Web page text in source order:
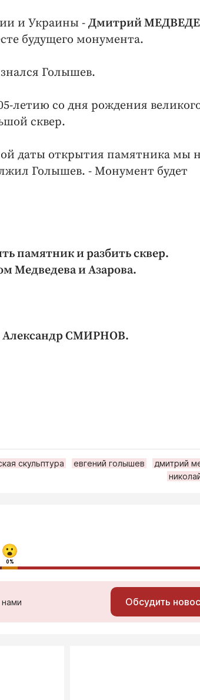
и Украины - Дмитрий
будущего монумента.
Голышев.
летию со дня рождения
сквер.
даты открытия памятника мы
Голышев. - Монумент будет
памятник и разбить сквер.
Медведева и Азарова.
Александр СМИРНОВ.
скульптура евгений голышев
дмитрий
0%
нами Обсудить